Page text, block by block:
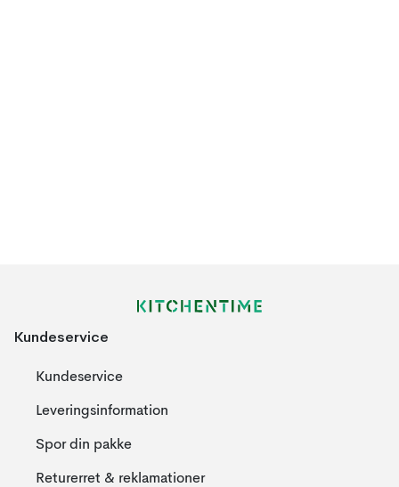
Kundeservice
Kundeservice
Leveringsinformation
Spor din pakke
Returerret & reklamationer